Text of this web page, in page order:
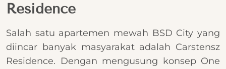
Residence
Salah satu apartemen mewah BSD City yang
diincar banyak masyarakat adalah Carstensz
Residence. Dengan mengusung konsep One